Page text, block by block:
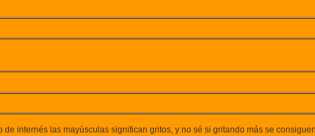
internés las mayúsculas significan gritos, y no sé si gritando más se